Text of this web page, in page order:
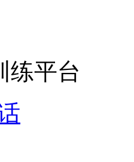
练平台